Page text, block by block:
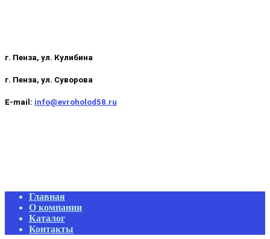
г. Пенза, ул. Кулибина
г. Пенза, ул. Суворова
E-mail: info@evroholod58.ru
Primary
Navigation
Menu
Главная
О компании
Каталог
Контакты